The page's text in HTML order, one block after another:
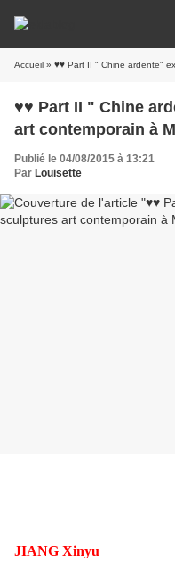
Accueil » ♥♥ Part II " Chine ardente"
♥♥ Part II " Chine ardente" exposition sculptures
art
Publié le 04/08/2015 à 13:21
Par Louisette
JIANG Xinyu